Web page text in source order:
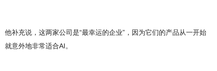
他补充说，这两家公司是“最幸运的企业”，因为它们的产品从一开始
就意外地非常适合AI。